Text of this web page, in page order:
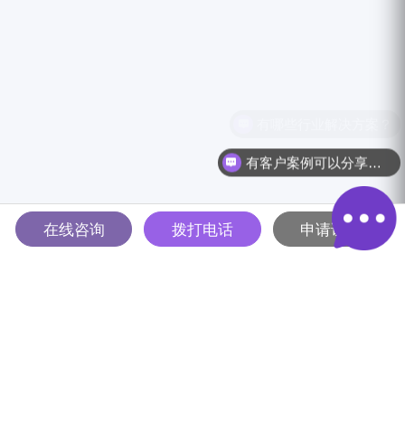
有客户案例可以分享吗？
在线咨询 拨打电话 申请试用